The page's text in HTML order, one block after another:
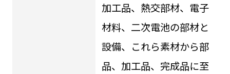
加工品、熱交部材、電子
材料、二次電池の部材と
設備、これら素材から部
品、加工品、完成品に至